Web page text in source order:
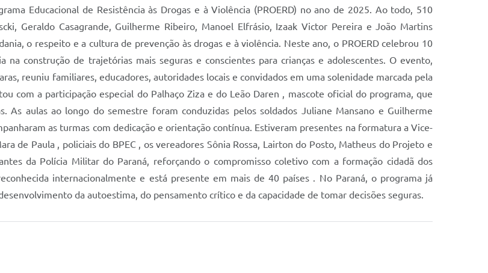
Educacional de Resistência às Drogas e à Violência (PROERD) no ano de 2025. Ao todo, 510
Geraldo Casagrande, Guilherme Ribeiro, Manoel Elfrásio, Izaak Victor Pereira e João Martins
o respeito e a cultura de prevenção às drogas e à violência. Neste ano, o PROERD celebrou 10
construção de trajetórias mais seguras e conscientes para crianças e adolescentes. O evento,
reuniu familiares, educadores, autoridades locais e convidados em uma solenidade marcada pela
com a participação especial do Palhaço Ziza e do Leão Daren , mascote oficial do programa, que
aulas ao longo do semestre foram conduzidas pelos soldados Juliane Mansano e Guilherme
as turmas com dedicação e orientação contínua. Estiveram presentes na formatura a Vice-
de Paula , policiais do BPEC , os vereadores Sônia Rossa, Lairton do Posto, Matheus do Projeto e
da Polícia Militar do Paraná, reforçando o compromisso coletivo com a formação cidadã dos
internacionalmente e está presente em mais de 40 países . No Paraná, o programa já
da autoestima, do pensamento crítico e da capacidade de tomar decisões seguras.